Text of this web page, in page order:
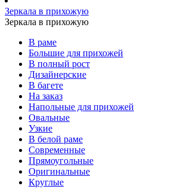
Зеркала в прихожую
Зеркала в прихожую
В раме
Большие для прихожей
В полный рост
Дизайнерские
В багете
На заказ
Напольные для прихожей
Овальные
Узкие
В белой раме
Современные
Прямоугольные
Оригинальные
Круглые